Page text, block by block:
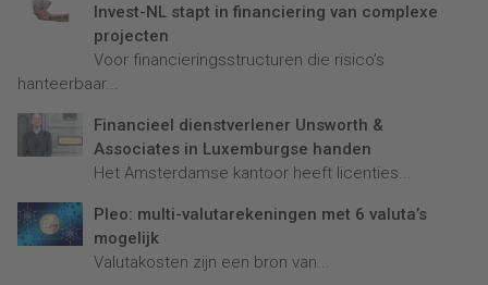
Invest-NL stapt in financiering van complexe
projecten
Voor financieringsstructuren die risico’s
hanteerbaar...
Financieel dienstverlener Unsworth &
Associates in Luxemburgse handen
Het Amsterdamse kantoor heeft licenties...
Pleo: multi-valutarekeningen met 6 valuta’s
mogelijk
Valutakosten zijn een bron van...